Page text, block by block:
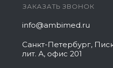
ЗАКАЗАТЬ ЗВОНОК
info@ambimed.ru
Санкт-Петербург,
лит. А, офис 201